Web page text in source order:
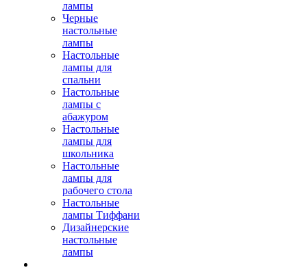
лампы
Черные
настольные
лампы
Настольные
лампы для
спальни
Настольные
лампы с
абажуром
Настольные
лампы для
школьника
Настольные
лампы для
рабочего стола
Настольные
лампы Тиффани
Дизайнерские
настольные
лампы